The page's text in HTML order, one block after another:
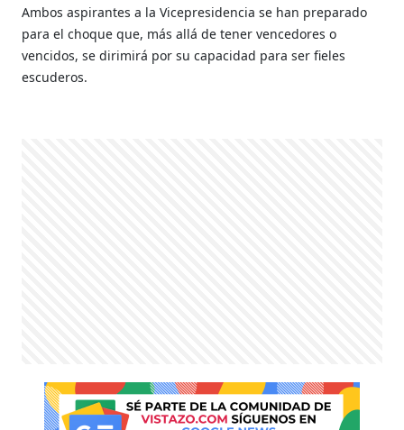
Ambos aspirantes a la Vicepresidencia se han preparado
para el choque que, más allá de tener vencedores o
vencidos, se dirimirá por su capacidad para ser fieles
escuderos.